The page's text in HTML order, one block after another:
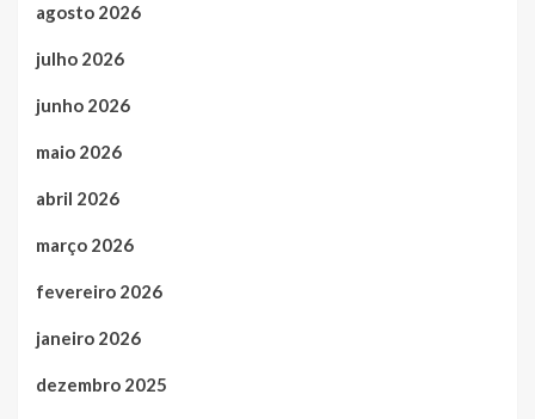
agosto 2026
julho 2026
junho 2026
maio 2026
abril 2026
março 2026
fevereiro 2026
janeiro 2026
dezembro 2025